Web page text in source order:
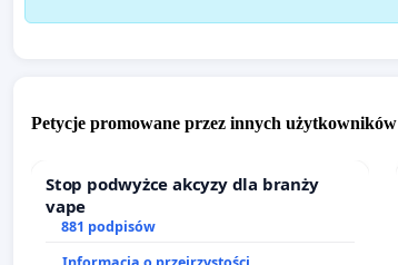
Petycje promowane przez innych użytkowników
Stop podwyżce akcyzy dla branży
vape
881 podpisów